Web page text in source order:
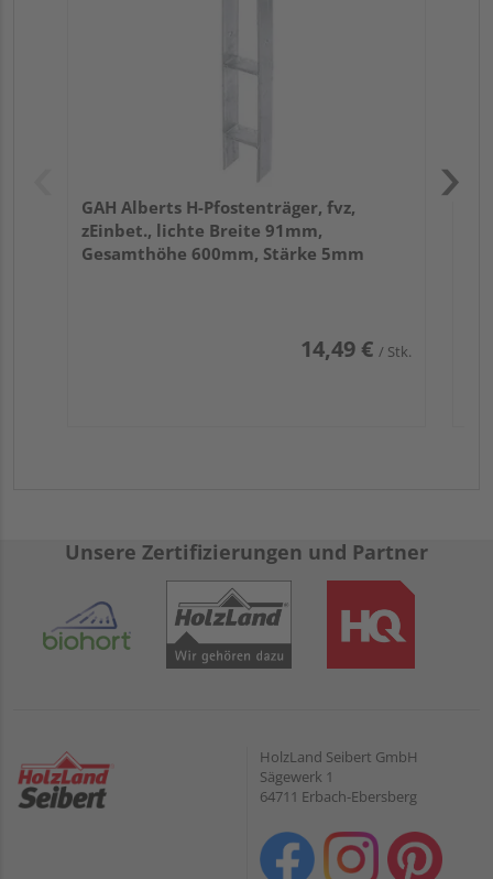
GAH Alberts H-Pfostenträger, fvz,
zEinbet., lichte Breite 91mm,
Gesamthöhe 600mm, Stärke 5mm
14,49 € / Stk.
Unsere Zertifizierungen und Partner
HolzLand Seibert GmbH
Sägewerk 1
64711 Erbach-Ebersberg